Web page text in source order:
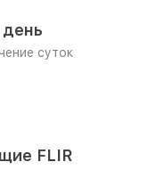
суток
FLIR